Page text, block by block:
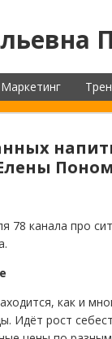
Маркетинг
78 канала про
как и
Идёт рост